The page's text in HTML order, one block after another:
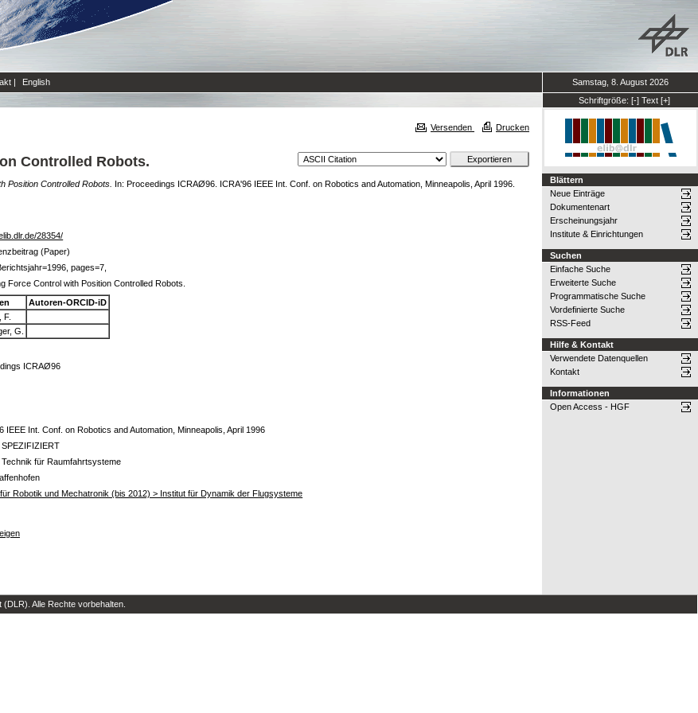
| English
Samstag, 8. August 2026
Schriftgröße: [-] Text [+]
Versenden Drucken
Controlled Robots.
Position Controlled Robots. In: Proceedings ICRAØ96. ICRA'96 IEEE Int. Conf. on Robotics and Automation, Minneapolis, April 1996.
28354/
(Paper)
pages=7,
Force Control with Position Controlled Robots.
Autoren-ORCID-iD
F.
G.
ICRAØ96
IEEE Int. Conf. on Robotics and Automation, Minneapolis, April 1996
Technik für Raumfahrtsysteme
Robotik und Mechatronik (bis 2012) > Institut für Dynamik der Flugsysteme
Blättern
Neue Einträge
Dokumentenart
Erscheinungsjahr
Institute & Einrichtungen
Suchen
Einfache Suche
Erweiterte Suche
Programmatische Suche
Vordefinierte Suche
RSS-Feed
Hilfe & Kontakt
Verwendete Datenquellen
Kontakt
Informationen
Open Access - HGF
Alle Rechte vorbehalten.